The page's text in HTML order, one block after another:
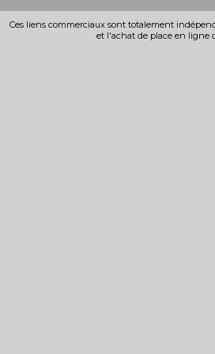
Ces liens commerciaux sont totalement
et l'achat de place en ligne